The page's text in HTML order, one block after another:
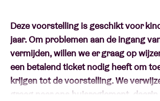
Deze voorstelling is geschikt voor
jaar. Om problemen aan de ingang
vermijden, willen we er graag op
een betalend ticket nodig heeft om
krijgen tot de voorstelling. We
graag naar ons huisreglement, daarin